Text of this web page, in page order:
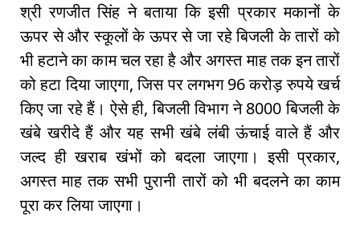
श्री रणजीत सिंह ने बताया कि इसी प्रकार मकानों के
ऊपर से और स्कूलों के ऊपर से जा रहे बिजली के तारों को
भी हटाने का काम चल रहा है और अगस्त माह तक इन तारों
को हटा दिया जाएगा, जिस पर लगभग 96 करोड़ रुपये खर्च
किए जा रहे हैं। ऐसे ही, बिजली विभाग ने 8000 बिजली के
खंबे खरीदे हैं और यह सभी खंबे लंबी ऊंचाई वाले हैं और
जल्द ही खराब खंभों को बदला जाएगा। इसी प्रकार,
अगस्त माह तक सभी पुरानी तारों को भी बदलने का काम
पूरा कर लिया जाएगा।